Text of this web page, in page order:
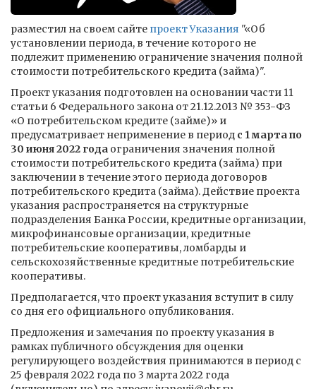
разместил на своем сайте проект Указания "«Об
установлении периода, в течение которого не
подлежит применению ограничение значения полной
стоимости потребительского кредита (займа)".
Проект указания подготовлен на основании части 11
статьи 6 Федерального закона от 21.12.2013 № 353-ФЗ
«О потребительском кредите (займе)» и
предусматривает неприменение в период с 1 марта по
30 июня 2022 года ограничения значения полной
стоимости потребительского кредита (займа) при
заключении в течение этого периода договоров
потребительского кредита (займа). Действие проекта
указания распространяется на структурные
подразделения Банка России, кредитные организации,
микрофинансовые организации, кредитные
потребительские кооперативы, ломбарды и
сельскохозяйственные кредитные потребительские
кооперативы.
Предполагается, что проект указания вступит в силу
со дня его официального опубликования.
Предложения и замечания по проекту указания в
рамках публичного обсуждения для оценки
регулирующего воздействия принимаются в период с
25 февраля 2022 года по 3 марта 2022 года